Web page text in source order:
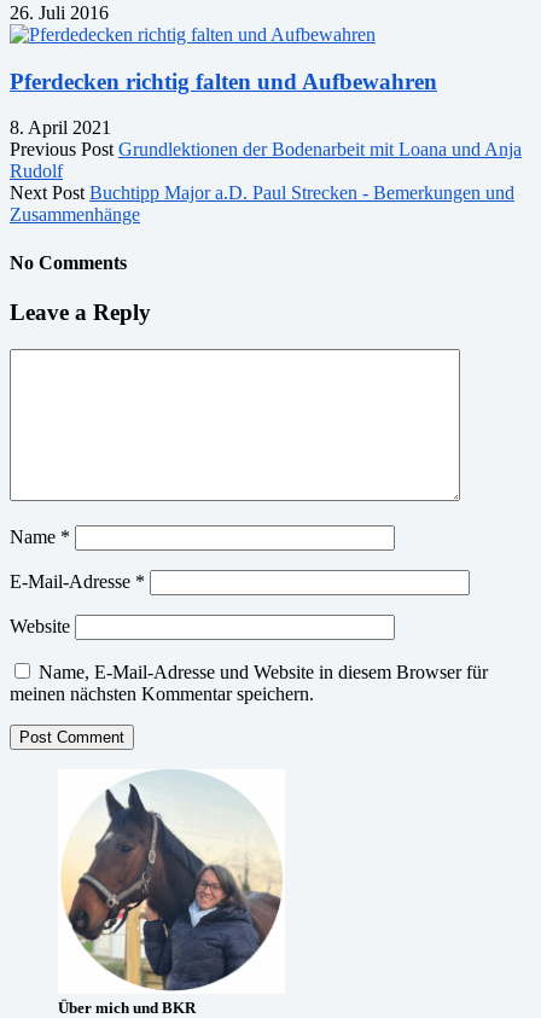
26. Juli 2016
Pferdecken richtig falten und Aufbewahren
8. April 2021
Previous Post Grundlektionen der Bodenarbeit mit Loana und Anja
Rudolf
Next Post Buchtipp Major a.D. Paul Strecken - Bemerkungen und
Zusammenhänge
No Comments
Leave a Reply
Name *
E-Mail-Adresse *
Website
Name, E-Mail-Adresse und Website in diesem Browser für
meinen nächsten Kommentar speichern.
Über mich und BKR